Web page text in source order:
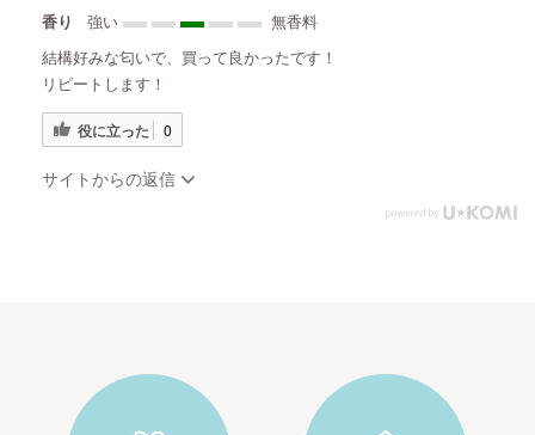
香り 強い
無香料
結構好みな匂いで、買って良かったです！
リピートします！
役に立った 0
サイトからの返信